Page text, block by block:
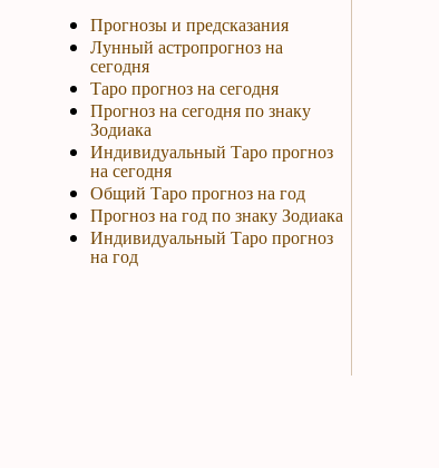
Прогнозы и предсказания
Лунный астропрогноз на
сегодня
Таро прогноз на сегодня
Прогноз на сегодня по знаку
Зодиака
Индивидуальный Таро прогноз
на сегодня
Общий Таро прогноз на год
Прогноз на год по знаку Зодиака
Индивидуальный Таро прогноз
на год